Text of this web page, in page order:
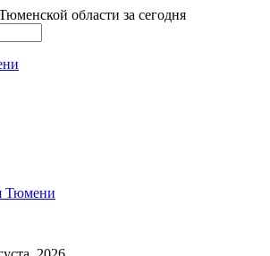
области за сегодня
Тюмени